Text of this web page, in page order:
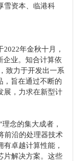
雪资本、临港科
年金秋十月，
企业。知合计算依
致力于开发出一系
，旨在通过不断的
展，力求在新型计
念的集大成者，
前沿的处理器技术
卓越计算性能，
片解决方案。这些